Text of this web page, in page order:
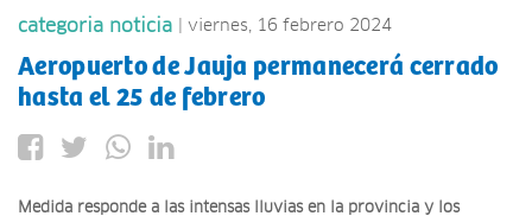
categoria noticia | viernes, 16 febrero 2024
Aeropuerto de Jauja permanecerá cerrado
hasta el 25 de febrero
Medida responde a las intensas lluvias en la provincia y los